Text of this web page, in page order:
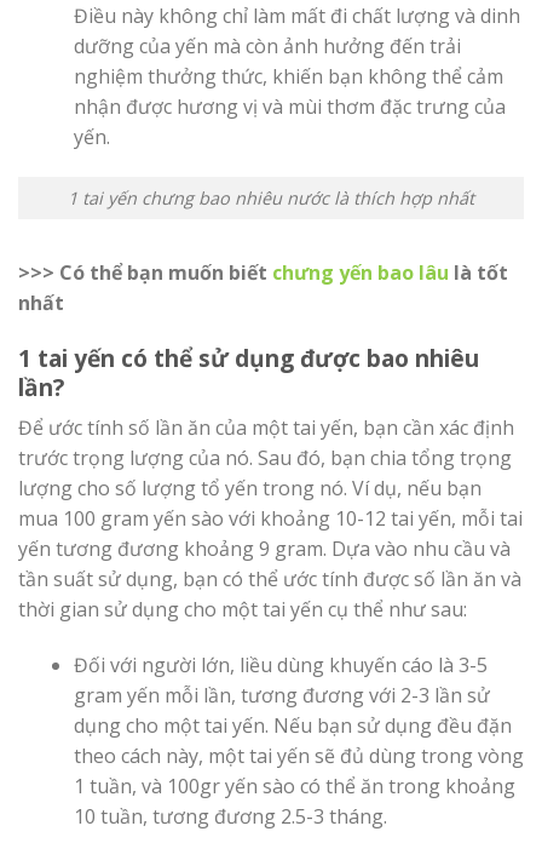
Điều này không chỉ làm mất đi chất lượng và dinh
dưỡng của yến mà còn ảnh hưởng đến trải
nghiệm thưởng thức, khiến bạn không thể cảm
nhận được hương vị và mùi thơm đặc trưng của
yến.
1 tai yến chưng bao nhiêu nước là thích hợp nhất
>>> Có thể bạn muốn biết chưng yến bao lâu là tốt
nhất
1 tai yến có thể sử dụng được bao nhiêu
lần?
Để ước tính số lần ăn của một tai yến, bạn cần xác định
trước trọng lượng của nó. Sau đó, bạn chia tổng trọng
lượng cho số lượng tổ yến trong nó. Ví dụ, nếu bạn
mua 100 gram yến sào với khoảng 10-12 tai yến, mỗi tai
yến tương đương khoảng 9 gram. Dựa vào nhu cầu và
tần suất sử dụng, bạn có thể ước tính được số lần ăn và
thời gian sử dụng cho một tai yến cụ thể như sau:
Đối với người lớn, liều dùng khuyến cáo là 3-5
gram yến mỗi lần, tương đương với 2-3 lần sử
dụng cho một tai yến. Nếu bạn sử dụng đều đặn
theo cách này, một tai yến sẽ đủ dùng trong vòng
1 tuần, và 100gr yến sào có thể ăn trong khoảng
10 tuần, tương đương 2.5-3 tháng.